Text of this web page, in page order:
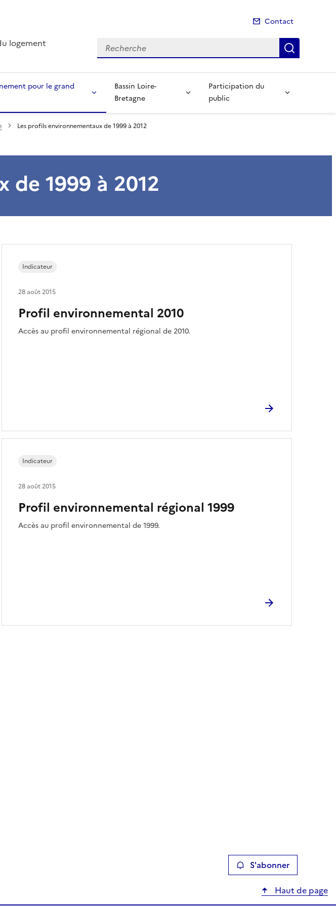
logement
Contact
Recherche
pour le grand
Bassin Loire-
Bretagne
Participation du
public
Les profils environnementaux de 1999 à 2012
1999 à 2012
Profil environnemental 2010
Accès au profil environnemental régional de 2010.
Indicateur
28 août 2015
Profil environnemental régional 1999
Accès au profil environnemental de 1999.
Indicateur
28 août 2015
S'abonner
Haut de page